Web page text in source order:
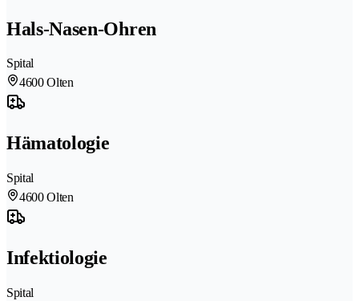
Hals-Nasen-Ohren
Spital
4600 Olten
Hämatologie
Spital
4600 Olten
Infektiologie
Spital